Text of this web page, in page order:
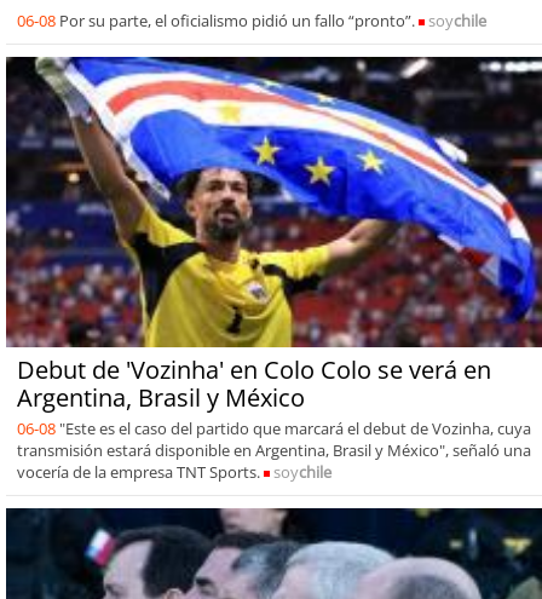
06-08 Por su parte, el oficialismo pidió un fallo “pronto”. soychile
Debut de 'Vozinha' en Colo Colo se verá en
Argentina, Brasil y México
06-08 "Este es el caso del partido que marcará el debut de Vozinha, cuya
transmisión estará disponible en Argentina, Brasil y México", señaló una
vocería de la empresa TNT Sports.
soychile